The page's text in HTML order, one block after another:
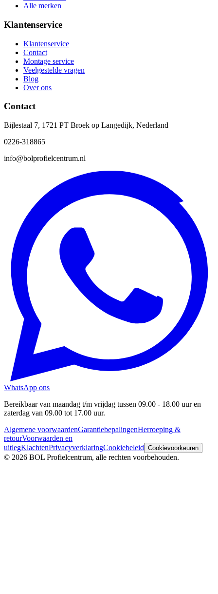
Alle merken
Klantenservice
Klantenservice
Contact
Montage service
Veelgestelde vragen
Blog
Over ons
Contact
Bijlestaal 7, 1721 PT Broek op Langedijk, Nederland
0226-318865
info@bolprofielcentrum.nl
WhatsApp ons
Bereikbaar van maandag t/m vrijdag tussen 09.00 - 18.00 uur en
zaterdag van 09.00 tot 17.00 uur.
Algemene voorwaardenGarantiebepalingenHerroeping &
retourVoorwaarden en
uitlegKlachtenPrivacyverklaringCookiebeleid Cookievoorkeuren
© 2026 BOL Profielcentrum, alle rechten voorbehouden.